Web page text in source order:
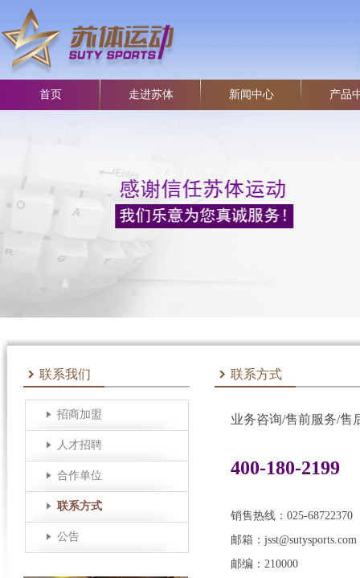
首页 走进苏体 新闻中心 产品
联系我们
招商加盟
人才招聘
合作单位
联系方式
公告
联系方式
业务咨询/售前服务/售
400-180-2199
销售热线：025-68722370
邮箱：jsst@sutysports.com
邮编：210000